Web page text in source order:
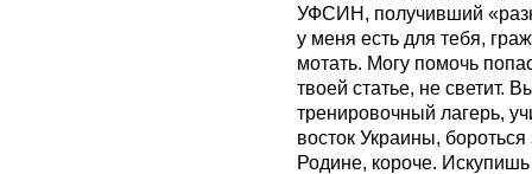
УФСИН, получивший
у меня есть для тебя,
мотать. Могу помочь
твоей статье, не светит.
тренировочный лагерь,
восток Украины,
Родине, короче.